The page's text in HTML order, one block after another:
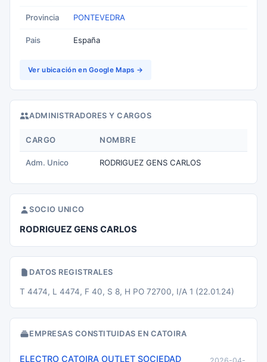
Provincia PONTEVEDRA
Pais España
Ver ubicación en Google Maps →
ADMINISTRADORES Y CARGOS
CARGO NOMBRE
Adm. Unico RODRIGUEZ GENS CARLOS
SOCIO UNICO
RODRIGUEZ GENS CARLOS
DATOS REGISTRALES
T 4474, L 4474, F 40, S 8, H PO 72700, I/A 1 (22.01.24)
EMPRESAS CONSTITUIDAS EN CATOIRA
ELECTRO CATOIRA OUTLET SOCIEDAD